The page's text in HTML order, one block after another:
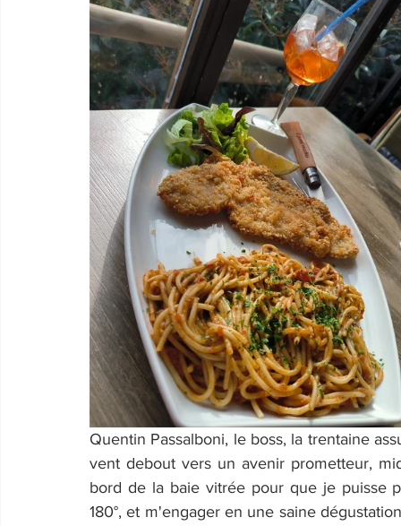
Quentin Passalboni, le boss, la trentaine
vent debout vers un avenir prometteur,
bord de la baie vitrée pour que je puisse
180°, et m'engager en une saine